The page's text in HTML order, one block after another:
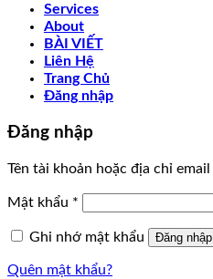
Services
About
BÀI VIẾT
Liên Hệ
Trang Chủ
Đăng nhập
Đăng nhập
Tên tài khoản hoặc địa chỉ email
Mật khẩu *
Ghi nhớ mật khẩu
Đăng nhập
Quên mật khẩu?